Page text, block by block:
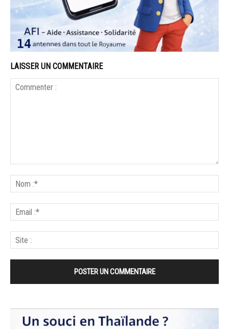
LAISSER UN COMMENTAIRE